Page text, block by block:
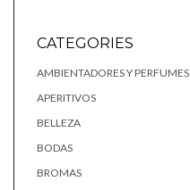
CATEGORIES
AMBIENTADORES Y PERFUMES
APERITIVOS
BELLEZA
BODAS
BROMAS